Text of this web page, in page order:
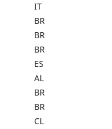
IT
BR
BR
BR
ES
AL
BR
BR
CL